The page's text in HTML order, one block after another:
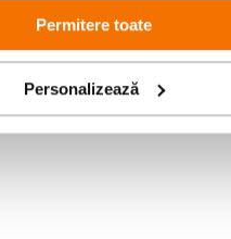
Permitere toate
Personalizează